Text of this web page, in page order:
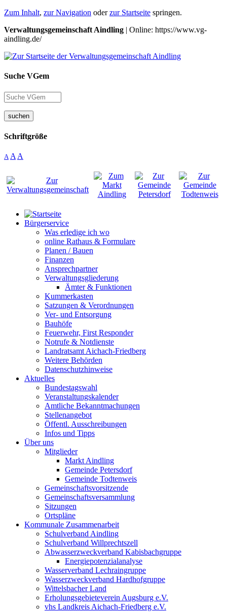
Zum Inhalt, zur Navigation oderzur Startseite springen.
Verwaltungsgemeinschaft Aindling | Online: https://www.vg-
aindling.de/
Suche VGem
suchen
Schriftgröße
A A A
Bürgerservice
Was erledige ich wo
online Rathaus & Formulare
Planen / Bauen
Finanzen
Ansprechpartner
Verwaltungsgliederung
Ämter & Funktionen
Kummerkasten
Satzungen & Verordnungen
Ver- und Entsorgung
Bauhöfe
Feuerwehr, First Responder
Notrufe & Notdienste
Landratsamt Aichach-Friedberg
Weitere Behörden
Datenschutzhinweise
Aktuelles
Bundestagswahl
Veranstaltungskalender
Amtliche Bekanntmachungen
Stellenangebot
Öffentl. Ausschreibungen
Infos und Tipps
Über uns
Mitglieder
Markt Aindling
Gemeinde Petersdorf
Gemeinde Todtenweis
Gemeinschaftsvorsitzende
Gemeinschaftsversammlung
Sitzungen
Ortspläne
Kommunale Zusammenarbeit
Schulverband Aindling
Schulverband Willprechtszell
Abwasserzweckverband Kabisbachgruppe
Energiepotenzialanalyse
Wasserverband Lechraingruppe
Wasserzweckverband Hardhofgruppe
Wittelsbacher Land
Erholungsgebieteverein Augsburg e.V.
vhs Landkreis Aichach-Friedberg e.V.